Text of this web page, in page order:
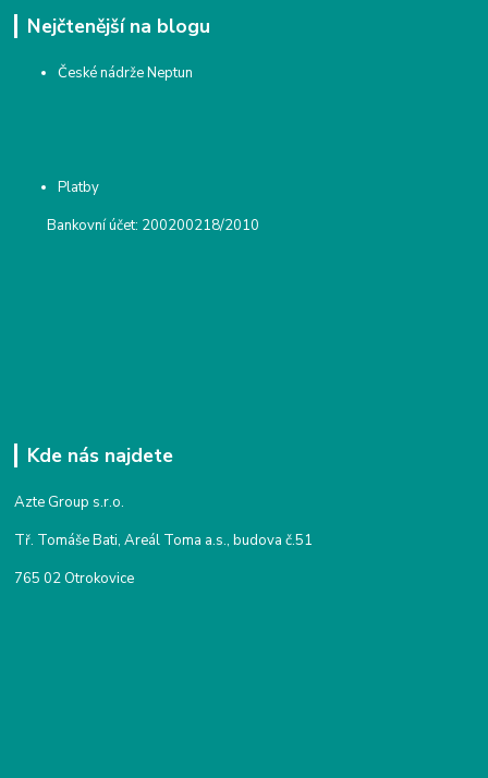
Nejčtenější na blogu
České nádrže Neptun
Platby
Bankovní účet: 200200218/2010
Kde nás najdete
Azte Group s.r.o.
Tř. Tomáše Bati, Areál Toma a.s., budova č.51
765 02 Otrokovice